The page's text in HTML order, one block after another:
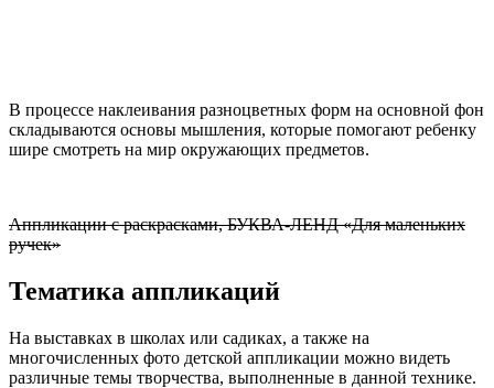
В процессе наклеивания разноцветных форм на основной фон
складываются основы мышления, которые помогают ребенку
шире смотреть на мир окружающих предметов.
Аппликации с раскрасками, БУКВА-ЛЕНД «Для маленьких
ручек»
Тематика аппликаций
На выставках в школах или садиках, а также на
многочисленных фото детской аппликации можно видеть
различные темы творчества, выполненные в данной технике.